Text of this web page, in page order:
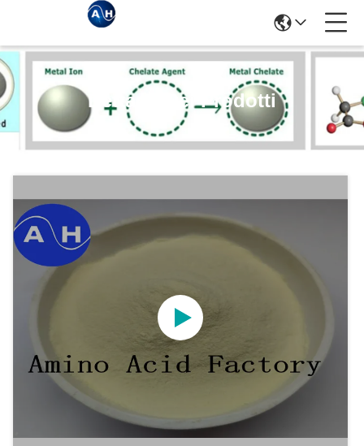
Dettagli Dei Prodotti